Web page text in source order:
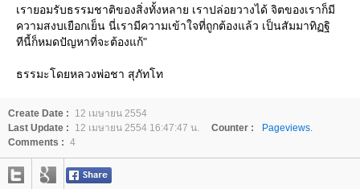
เรายอมรับธรรมชาติของสิ่งทั้งหลาย เราปล่อยวางได้ จิตของเราก็มี
ความสงบเยือกเย็น นี่เรามีความเข้าใจที่ถูกต้องแล้ว เป็นสัมมาทิฏฐิ
ทีนี้ก็หมดปัญหาที่จะต้องแก้"
ธรรมะโดยหลวงพ่อชา สุภัทโท
Create Date :
12 เมษายน 2554
Last Update :
12 เมษายน 2554 16:47:47 น. Counter :
Pageviews.
Comments : 4